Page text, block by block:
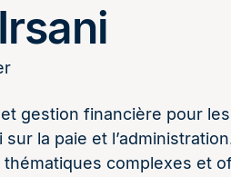
et gestion financière pour
sur la paie et
complexes et